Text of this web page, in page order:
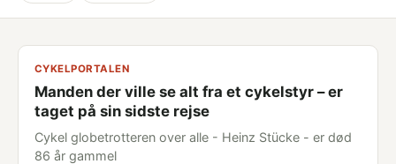
CYKELPORTALEN
Manden der ville se alt fra et cykelstyr – er
taget på sin sidste rejse
Cykel globetrotteren over alle - Heinz Stücke - er død
86 år gammel